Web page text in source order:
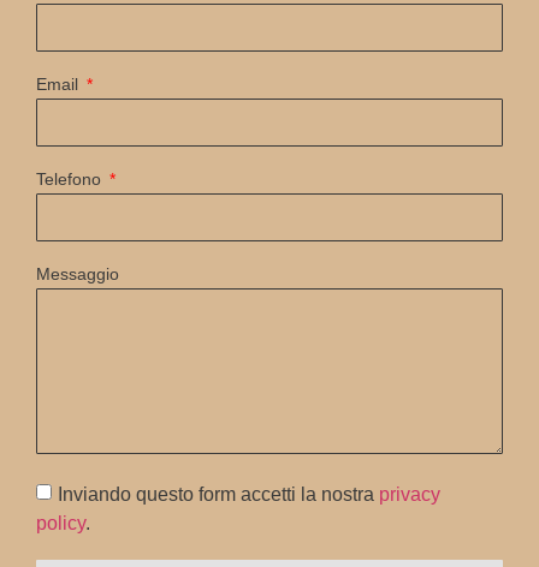
Email
Telefono
Messaggio
Inviando questo form accetti la nostra privacy
policy.